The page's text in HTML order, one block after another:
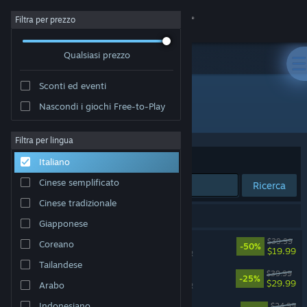
Accedi
Informazioni
Assistenza
Cambia la lingua
Ottieni l'app mobile di Steam
Visualizza il sito web per desktop
Filtra per prezzo
Qualsiasi prezzo
Sconti ed eventi
Nascondi i giochi Free-to-Play
Filtra per lingua
Italiano
Cinese semplificato
Cinese tradizionale
Giapponese
Coreano
Tailandese
Arabo
Sviluppatore: Monstars Inc.
Ordina per Rilevanza
Ricerca
Compatibile con VR
-50%
$39.99
$19.99
Compatibile con VR
-25%
$39.99
$29.99
Rez Infinite